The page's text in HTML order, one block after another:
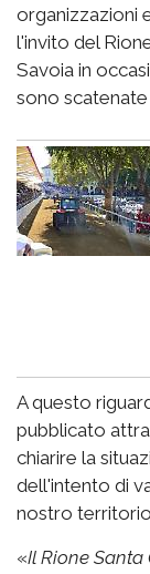
organizzazioni
l'invito del
Savoia in
sono
A questo
pubblicato
chiarire la
dell'intento di
nostro
«Il Rione Santa